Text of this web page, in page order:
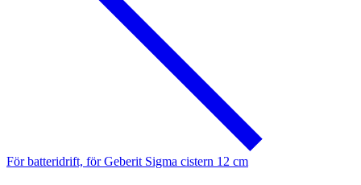
För batteridrift, för Geberit Sigma cistern 12 cm